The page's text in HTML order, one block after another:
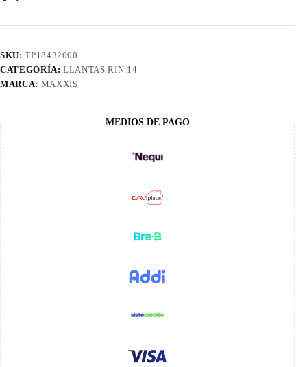
SKU:TP18432000
CATEGORÍA:LLANTAS RIN 14
MARCA: MAXXIS
MEDIOS DE PAGO